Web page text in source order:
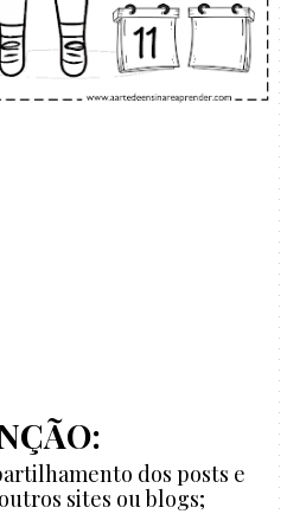
dos posts e
sites ou blogs;